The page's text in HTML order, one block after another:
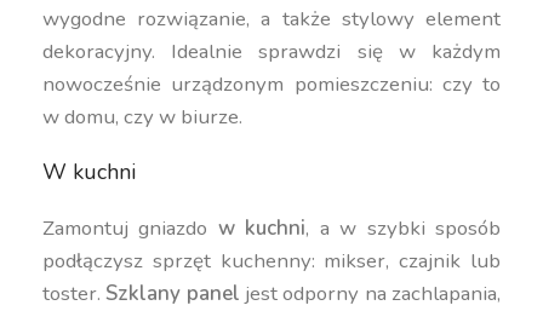
wygodne rozwiązanie, a także stylowy element
dekoracyjny. Idealnie sprawdzi się w każdym
nowocześnie urządzonym pomieszczeniu: czy to
w domu, czy w biurze.
W kuchni
Zamontuj gniazdo w kuchni, a w szybki sposób
podłączysz sprzęt kuchenny: mikser, czajnik lub
toster.Szklany panel jest odporny na zachlapania,